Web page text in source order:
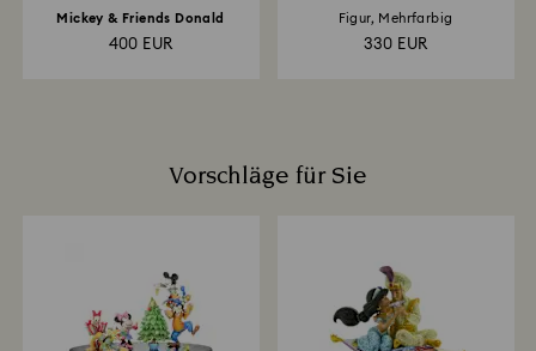
Mickey & Friends Donald
400 EUR
Figur, Mehrfarbig
330 EUR
Vorschläge für Sie